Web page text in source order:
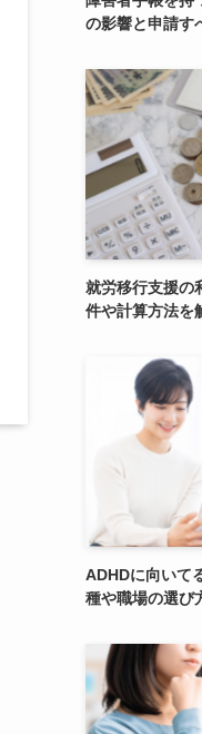
の影響と申請す
就労移行支援の
件や計算方法を
ADHDに向いて
種や職場の選び